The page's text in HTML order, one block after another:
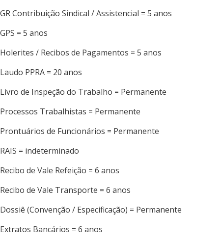
GR Contribuição Sindical / Assistencial = 5 anos
GPS = 5 anos
Holerites / Recibos de Pagamentos = 5 anos
Laudo PPRA = 20 anos
Livro de Inspeção do Trabalho = Permanente
Processos Trabalhistas = Permanente
Prontuários de Funcionários = Permanente
RAIS = indeterminado
Recibo de Vale Refeição = 6 anos
Recibo de Vale Transporte = 6 anos
Dossiê (Convenção / Especificação) = Permanente
Extratos Bancários = 6 anos